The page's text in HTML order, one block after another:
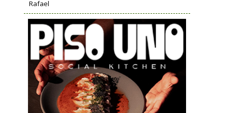
Rafael